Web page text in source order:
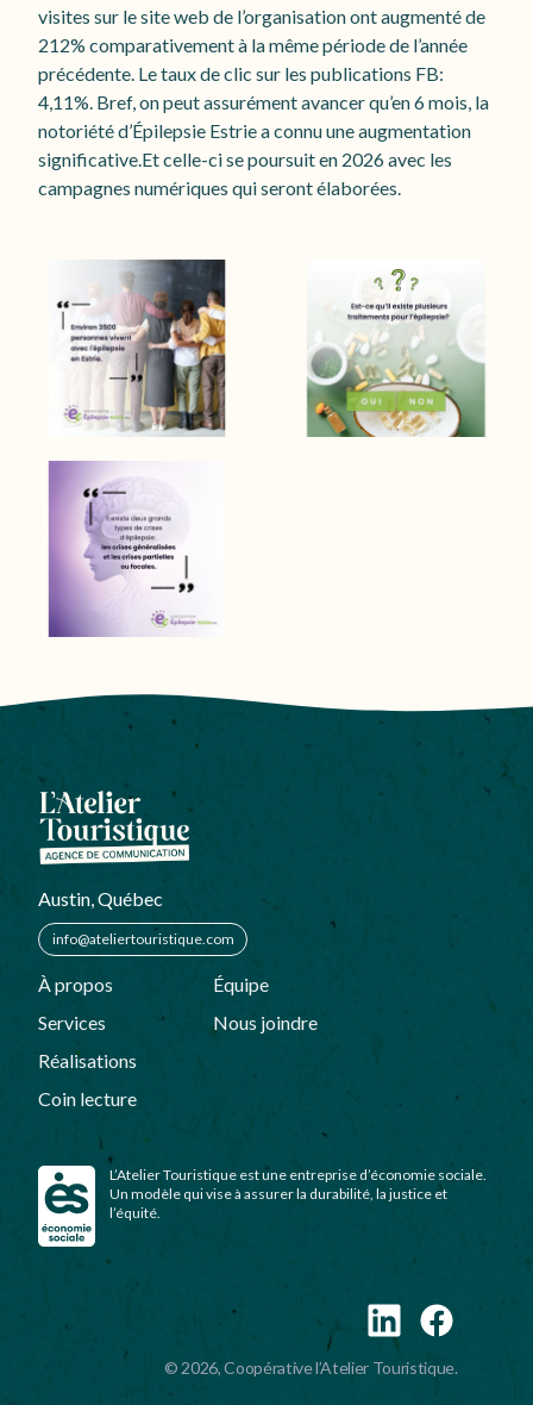
visites sur le site web de l’organisation ont augmenté de
212% comparativement à la même période de l’année
précédente. Le taux de clic sur les publications FB:
4,11%. Bref, on peut assurément avancer qu’en 6 mois, la
notoriété d’Épilepsie Estrie a connu une augmentation
significative.Et celle-ci se poursuit en 2026 avec les
campagnes numériques qui seront élaborées.
Austin, Québec
info@ateliertouristique.com
À propos
Services
Réalisations
Coin lecture
Équipe
Nous joindre
L’Atelier Touristique est une entreprise d’économie sociale.
Un modèle qui vise à assurer la durabilité, la justice et
l’équité.
© 2026, Coopérative l’Atelier Touristique.